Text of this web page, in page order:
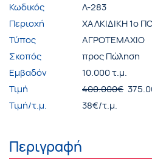
Κωδικός
Λ-283
Περιοχή
ΧΑΛΚΙΔΙΚΗ 1ο
Τύπος
ΑΓΡΟΤΕΜΑΧΙΟ
Σκοπός
προς Πώληση
Εμβαδόν
10.000 τ.μ.
Τιμή
400.000€
Τιμή/τ.μ.
38€/τ.μ.
Περιγραφή